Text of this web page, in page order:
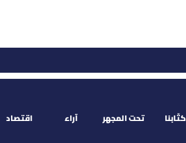
كتّابنا تحت المجهر آراء اقتصاد